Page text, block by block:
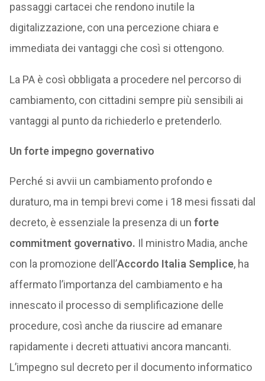
passaggi cartacei che rendono inutile la
digitalizzazione, con una percezione chiara e
immediata dei vantaggi che così si ottengono.
La PA è così obbligata a procedere nel percorso di
cambiamento, con cittadini sempre più sensibili ai
vantaggi al punto da richiederlo e pretenderlo.
Un forte impegno governativo
Perché si avvii un cambiamento profondo e
duraturo, ma in tempi brevi come i 18 mesi fissati dal
decreto, è essenziale la presenza di un forte
commitment governativo. Il ministro Madia, anche
con la promozione dell’Accordo Italia Semplice, ha
affermato l’importanza del cambiamento e ha
innescato il processo di semplificazione delle
procedure, così anche da riuscire ad emanare
rapidamente i decreti attuativi ancora mancanti.
L’impegno sul decreto per il documento informatico